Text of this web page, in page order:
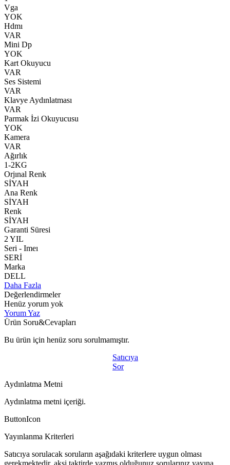
Vga
YOK
Hdmı
VAR
Mini Dp
YOK
Kart Okuyucu
VAR
Ses Sistemi
VAR
Klavye Aydınlatması
VAR
Parmak İzi Okuyucusu
YOK
Kamera
VAR
Ağırlık
1-2KG
Orjınal Renk
SİYAH
Ana Renk
SİYAH
Renk
SİYAH
Garanti Süresi
2 YIL
Seri - Imeı
SERİ
Marka
DELL
Daha Fazla
Değerlendirmeler
Henüz yorum yok
Yorum Yaz
Ürün Soru&Cevapları
Bu ürün için henüz soru sorulmamıştır.
Satıcıya
Sor
Aydınlatma Metni
Aydınlatma metni içeriği.
ButtonIcon
Yayınlanma Kriterleri
Satıcıya sorulacak soruların aşağıdaki kriterlere uygun olması